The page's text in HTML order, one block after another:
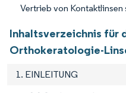
Vertrieb von Kontaktlinsen
Inhaltsverzeichnis für
Orthokeratologie-
1. EINLEITUNG